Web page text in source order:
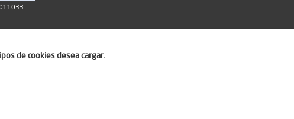
de cookies desea cargar.